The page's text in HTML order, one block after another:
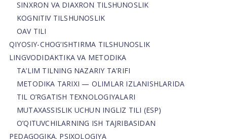
SINXRON VA DIAXRON TILSHUNOSLIK
KOGNITIV TILSHUNOSLIK
OAV TILI
QIYOSIY-CHOG‘ISHTIRMA TILSHUNOSLIK
LINGVODIDAKTIKA VA METODIKA
TA’LIM TILNING NAZARIY TA’RIFI
METODIKA TARIXI — OLIMLAR IZLANISHLARIDA
TIL O’RGATISH TEXNOLOGIYALARI
MUTAXASSISLIK UCHUN INGLIZ TILI (ESP)
O’QITUVCHILARNING ISH TAJRIBASIDAN
PEDAGOGIKA. PSIXOLOGIYA